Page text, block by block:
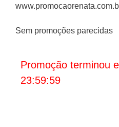
Sem promoções parecidas
Promoção terminou
23:59:59